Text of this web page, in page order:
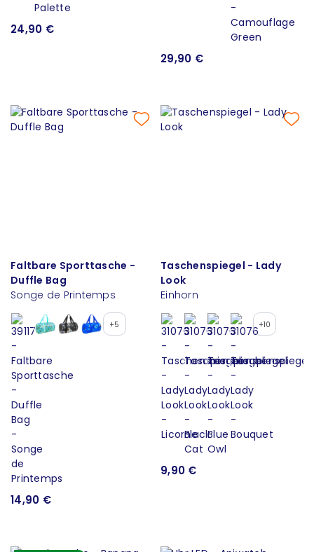
24,90 €
29,90 €
Faltbare Sporttasche -
Duffle Bag
Songe de Printemps
+5
14,90 €
Taschenspiegel - Lady
Look
Einhorn
+10
9,90 €